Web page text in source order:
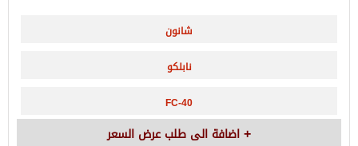
شانون
نابلكو
FC-40
اضافة الى طلب عرض السعر